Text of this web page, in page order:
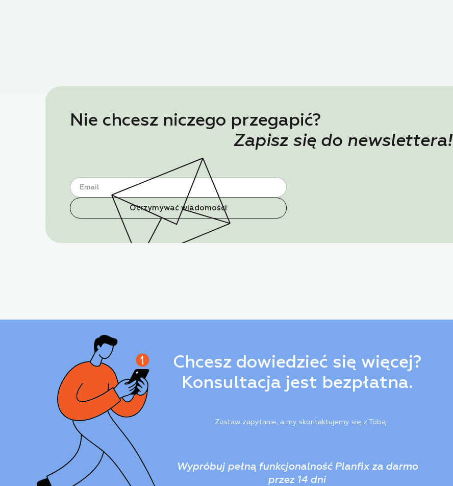
Nie chcesz niczego przegapić?
Zapisz się do newslettera!
Chcesz dowiedzieć się więcej?
Konsultacja jest bezpłatna.
Zostaw zapytanie, a my skontaktujemy się z Tobą
Wypróbuj pełną funkcjonalność Planfix za darmo
przez 14 dni